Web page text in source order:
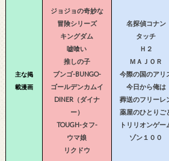
主な掲
載漫画
ジョジョの奇妙な
冒険シリーズ
キングダム
嘘喰い
推しの子
ブンゴ-BUNGO-
ゴールデンカムイ
DINER（ダイナ
ー）
TOUGH-タフ-
ウマ娘
リクドウ
名探偵コナン
タッチ
Ｈ２
ＭＡＪＯＲ
今際の国のアリ
今日から俺は
葬送のフリーレ
薬屋のひとりご
トリリオンゲー
ゾン１００